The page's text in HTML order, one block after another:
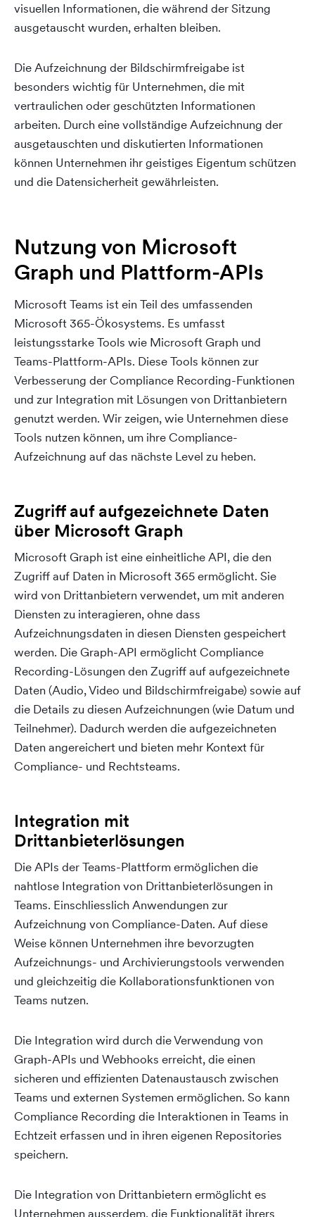
visuellen Informationen, die während der Sitzung
ausgetauscht wurden, erhalten bleiben.
Die Aufzeichnung der Bildschirmfreigabe ist
besonders wichtig für Unternehmen, die mit
vertraulichen oder geschützten Informationen
arbeiten. Durch eine vollständige Aufzeichnung der
ausgetauschten und diskutierten Informationen
können Unternehmen ihr geistiges Eigentum schützen
und die Datensicherheit gewährleisten.
Nutzung von Microsoft
Graph und Plattform-APIs
Microsoft Teams ist ein Teil des umfassenden
Microsoft 365-Ökosystems. Es umfasst
leistungsstarke Tools wie Microsoft Graph und
Teams-Plattform-APIs. Diese Tools können zur
Verbesserung der Compliance Recording-Funktionen
und zur Integration mit Lösungen von Drittanbietern
genutzt werden. Wir zeigen, wie Unternehmen diese
Tools nutzen können, um ihre Compliance-
Aufzeichnung auf das nächste Level zu heben.
Zugriff auf aufgezeichnete Daten
über Microsoft Graph
Microsoft Graph ist eine einheitliche API, die den
Zugriff auf Daten in Microsoft 365 ermöglicht. Sie
wird von Drittanbietern verwendet, um mit anderen
Diensten zu interagieren, ohne dass
Aufzeichnungsdaten in diesen Diensten gespeichert
werden. Die Graph-API ermöglicht Compliance
Recording-Lösungen den Zugriff auf aufgezeichnete
Daten (Audio, Video und Bildschirmfreigabe) sowie auf
die Details zu diesen Aufzeichnungen (wie Datum und
Teilnehmer). Dadurch werden die aufgezeichneten
Daten angereichert und bieten mehr Kontext für
Compliance- und Rechtsteams.
Integration mit
Drittanbieterlösungen
Die APIs der Teams-Plattform ermöglichen die
nahtlose Integration von Drittanbieterlösungen in
Teams. Einschliesslich Anwendungen zur
Aufzeichnung von Compliance-Daten. Auf diese
Weise können Unternehmen ihre bevorzugten
Aufzeichnungs- und Archivierungstools verwenden
und gleichzeitig die Kollaborationsfunktionen von
Teams nutzen.
Die Integration wird durch die Verwendung von
Graph-APIs und Webhooks erreicht, die einen
sicheren und effizienten Datenaustausch zwischen
Teams und externen Systemen ermöglichen. So kann
Compliance Recording die Interaktionen in Teams in
Echtzeit erfassen und in ihren eigenen Repositories
speichern.
Die Integration von Drittanbietern ermöglicht es
Unternehmen ausserdem, die Funktionalität ihrers